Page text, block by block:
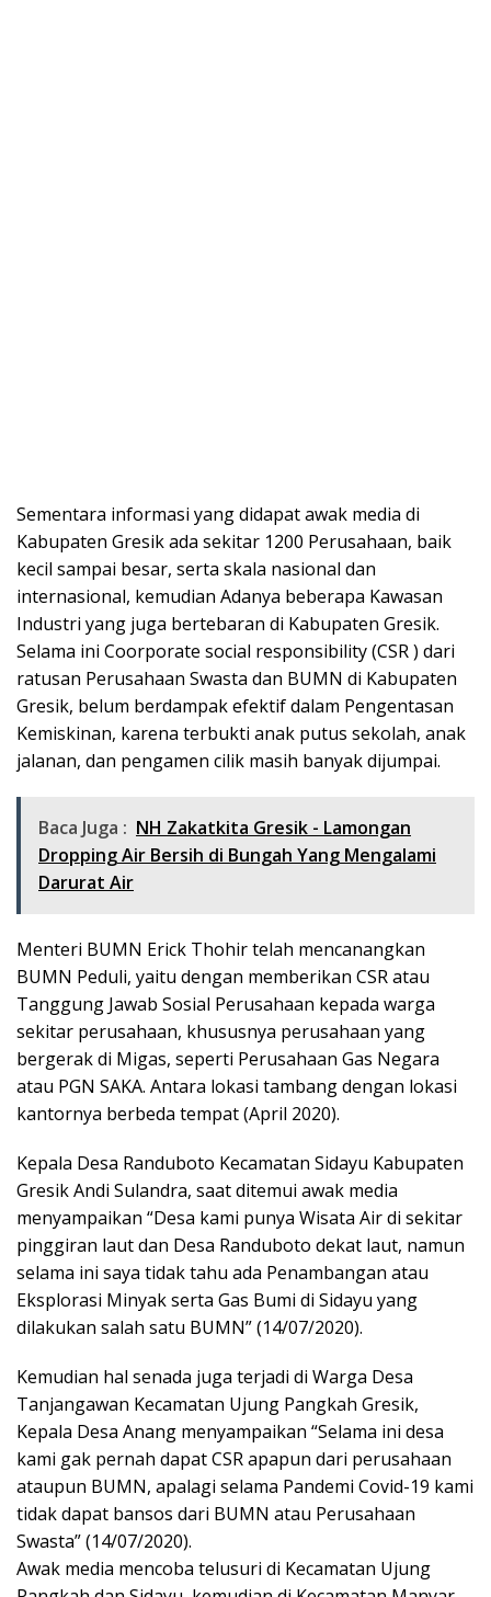
Sementara informasi yang didapat awak media di
Kabupaten Gresik ada sekitar 1200 Perusahaan, baik
kecil sampai besar, serta skala nasional dan
internasional, kemudian Adanya beberapa Kawasan
Industri yang juga bertebaran di Kabupaten Gresik.
Selama ini Coorporate social responsibility (CSR ) dari
ratusan Perusahaan Swasta dan BUMN di Kabupaten
Gresik, belum berdampak efektif dalam Pengentasan
Kemiskinan, karena terbukti anak putus sekolah, anak
jalanan, dan pengamen cilik masih banyak dijumpai.
Baca Juga : NH Zakatkita Gresik - Lamongan
Dropping Air Bersih di Bungah Yang Mengalami
Darurat Air
Menteri BUMN Erick Thohir telah mencanangkan
BUMN Peduli, yaitu dengan memberikan CSR atau
Tanggung Jawab Sosial Perusahaan kepada warga
sekitar perusahaan, khususnya perusahaan yang
bergerak di Migas, seperti Perusahaan Gas Negara
atau PGN SAKA. Antara lokasi tambang dengan lokasi
kantornya berbeda tempat (April 2020).
Kepala Desa Randuboto Kecamatan Sidayu Kabupaten
Gresik Andi Sulandra, saat ditemui awak media
menyampaikan “Desa kami punya Wisata Air di sekitar
pinggiran laut dan Desa Randuboto dekat laut, namun
selama ini saya tidak tahu ada Penambangan atau
Eksplorasi Minyak serta Gas Bumi di Sidayu yang
dilakukan salah satu BUMN” (14/07/2020).
Kemudian hal senada juga terjadi di Warga Desa
Tanjangawan Kecamatan Ujung Pangkah Gresik,
Kepala Desa Anang menyampaikan “Selama ini desa
kami gak pernah dapat CSR apapun dari perusahaan
ataupun BUMN, apalagi selama Pandemi Covid-19 kami
tidak dapat bansos dari BUMN atau Perusahaan
Swasta” (14/07/2020).
Awak media mencoba telusuri di Kecamatan Ujung